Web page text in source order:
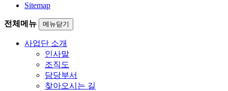
Sitemap
전체메뉴 메뉴닫기
사업단 소개
인사말
조직도
담당부서
찾아오시는 길